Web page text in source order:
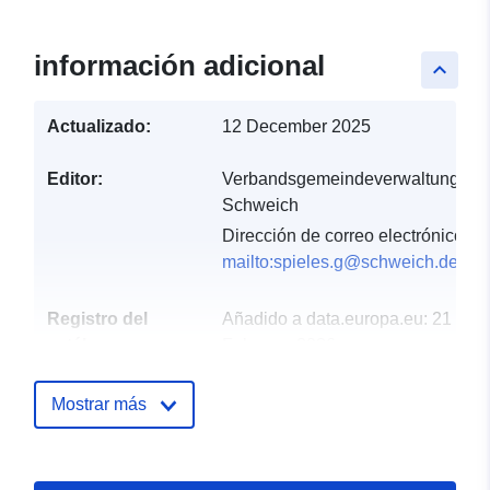
keyboard_arrow_up
información adicional
Actualizado: 12 December 2025
Editor:
Verbandsgemeindeverwaltung
Schweich
Dirección de correo electrónico:
mailto:spieles.g@schweich.de
Registro del
Añadido a data.europa.eu: 21
49.789337 ], [ 6.74225,
Mostrar más